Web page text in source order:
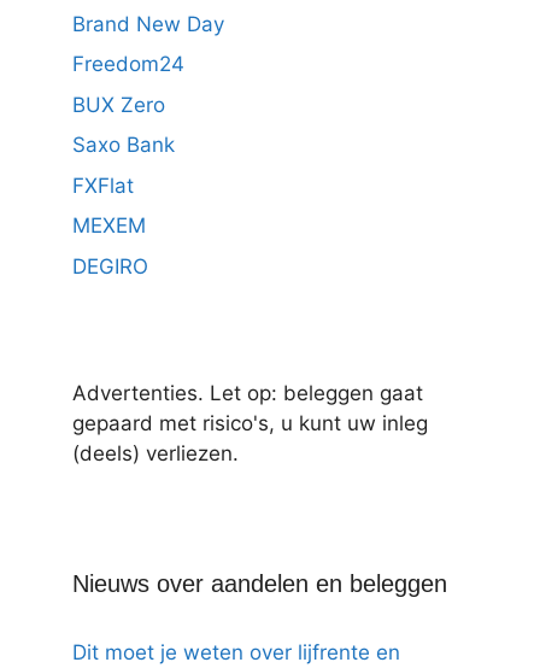
Brand New Day
Freedom24
BUX Zero
Saxo Bank
FXFlat
MEXEM
DEGIRO
Advertenties. Let op: beleggen gaat
gepaard met risico's, u kunt uw inleg
(deels) verliezen.
Nieuws over aandelen en beleggen
Dit moet je weten over lijfrente en